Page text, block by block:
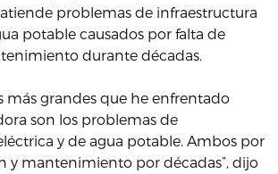
problemas de infraestructura
potable causados por falta de
durante décadas.
más grandes que he enfrentado
son los problemas de
y de agua potable. Ambos por
y mantenimiento por décadas”, dijo